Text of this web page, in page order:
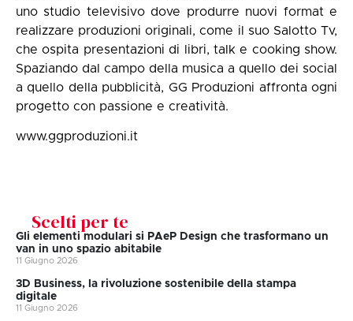
uno studio televisivo dove produrre nuovi format e
realizzare produzioni originali, come il suo Salotto Tv,
che ospita presentazioni di libri, talk e cooking show.
Spaziando dal campo della musica a quello dei social
a quello della pubblicità, GG Produzioni affronta ogni
progetto con passione e creatività.
www.ggproduzioni.it
Scelti per te
Gli elementi modulari si PAeP Design che trasformano un
van in uno spazio abitabile
11 Giugno 2026
3D Business, la rivoluzione sostenibile della stampa
digitale
11 Giugno 2026